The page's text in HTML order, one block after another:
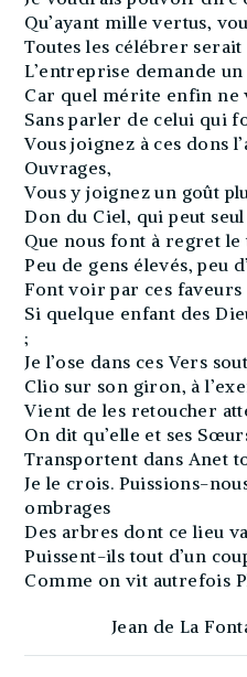
Qu’ayant mille vertus,
Toutes les célébrer
L’entreprise demande
Car quel mérite enfin ne
Sans parler de celui qui
Vous joignez à ces dons
Ouvrages,
Vous y joignez un goût
Don du Ciel, qui peut
Que nous font à regret le
Peu de gens élevés, peu
Font voir par ces faveurs
Si quelque enfant des
;
Je l’ose dans ces Vers
Clio sur son giron, à
Vient de les retoucher
On dit qu’elle et ses
Transportent dans Anet
Je le crois. Puissions-
ombrages
Des arbres dont ce lieu
Puissent-ils tout d’un
Comme on vit autrefois
Jean de La